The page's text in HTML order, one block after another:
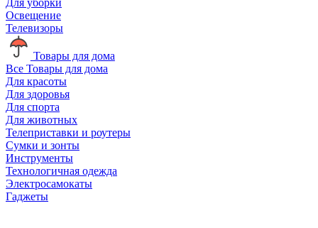
Освещение
Телевизоры
Товары для дома
Все Товары для дома
Для красоты
Для здоровья
Для спорта
Для животных
Телеприставки и роутеры
Сумки и зонты
Инструменты
Технологичная одежда
Электросамокаты
Гаджеты